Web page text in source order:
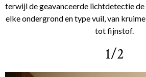
terwijl de geavanceerde lichtdetectie
elke ondergrond en type vuil, van
tot fijnstof.
1/2